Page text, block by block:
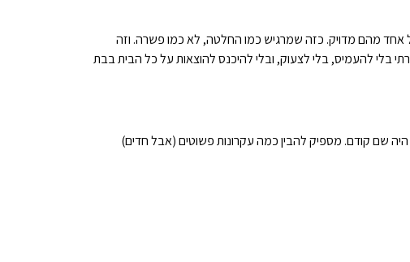
אחד מהם מדויק. כזה שמרגיש כמו החלטה, לא כמו פשרה. וזה
בלי להעמיס, בלי לצעוק, ובלי להיכנס להוצאות על כל הבית בבת
היה שם קודם. מספיק להבין כמה עקרונות פשוטים (אבל חדים)